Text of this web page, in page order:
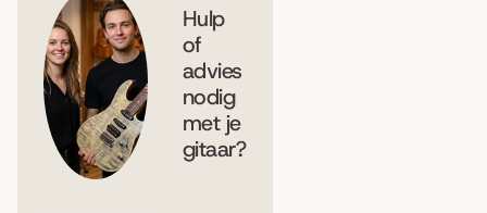
Hulp
of
advies
nodig
met je
gitaar?